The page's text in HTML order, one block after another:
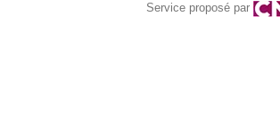
Service proposé par